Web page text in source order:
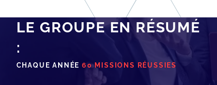
LE GROUPE EN RÉSUMÉ
:
CHAQUE ANNÉE 60 MISSIONS RÉUSSIES